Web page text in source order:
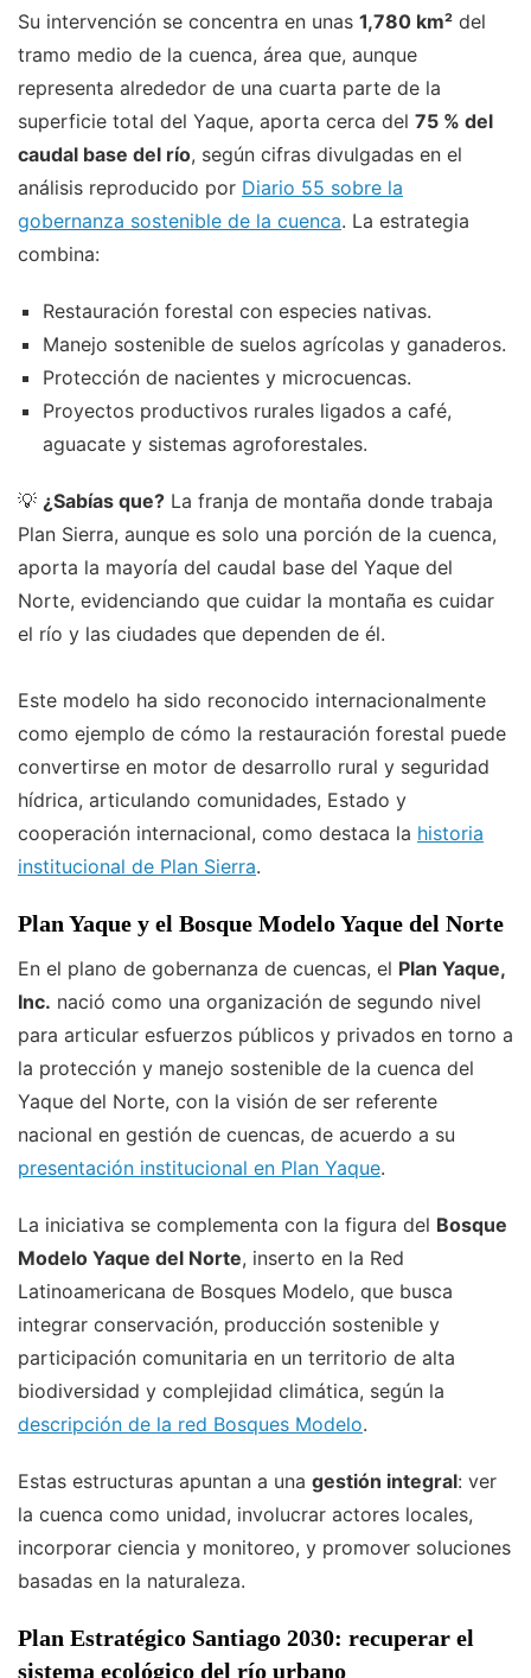
Su intervención se concentra en unas 1,780 km² del
tramo medio de la cuenca, área que, aunque
representa alrededor de una cuarta parte de la
superficie total del Yaque, aporta cerca del 75 % del
caudal base del río, según cifras divulgadas en el
análisis reproducido por Diario 55 sobre la
gobernanza sostenible de la cuenca. La estrategia
combina:
Restauración forestal con especies nativas.
Manejo sostenible de suelos agrícolas y ganaderos.
Protección de nacientes y microcuencas.
Proyectos productivos rurales ligados a café,
aguacate y sistemas agroforestales.
💡 ¿Sabías que? La franja de montaña donde trabaja
Plan Sierra, aunque es solo una porción de la cuenca,
aporta la mayoría del caudal base del Yaque del
Norte, evidenciando que cuidar la montaña es cuidar
el río y las ciudades que dependen de él.
Este modelo ha sido reconocido internacionalmente
como ejemplo de cómo la restauración forestal puede
convertirse en motor de desarrollo rural y seguridad
hídrica, articulando comunidades, Estado y
cooperación internacional, como destaca la historia
institucional de Plan Sierra.
Plan Yaque y el Bosque Modelo Yaque del Norte
En el plano de gobernanza de cuencas, el Plan Yaque,
Inc. nació como una organización de segundo nivel
para articular esfuerzos públicos y privados en torno a
la protección y manejo sostenible de la cuenca del
Yaque del Norte, con la visión de ser referente
nacional en gestión de cuencas, de acuerdo a su
presentación institucional en Plan Yaque.
La iniciativa se complementa con la figura del Bosque
Modelo Yaque del Norte, inserto en la Red
Latinoamericana de Bosques Modelo, que busca
integrar conservación, producción sostenible y
participación comunitaria en un territorio de alta
biodiversidad y complejidad climática, según la
descripción de la red Bosques Modelo.
Estas estructuras apuntan a una gestión integral: ver
la cuenca como unidad, involucrar actores locales,
incorporar ciencia y monitoreo, y promover soluciones
basadas en la naturaleza.
Plan Estratégico Santiago 2030: recuperar el
sistema ecológico del río urbano